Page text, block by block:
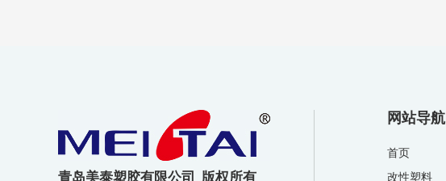
青岛美泰塑胶有限公司 版权所有
网站导航
首页
改性塑料